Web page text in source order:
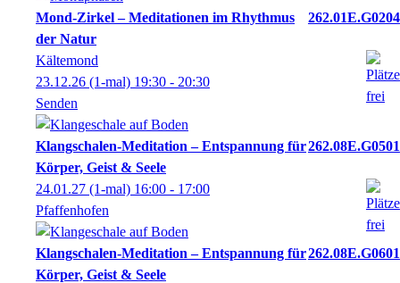
Mond-Zirkel – Meditationen im Rhythmus
der Natur
262.01E.G0204
Kältemond
23.12.26 (1-mal) 19:30 - 20:30
Senden
Klangschalen-Meditation – Entspannung für
Körper, Geist & Seele
262.08E.G0501
24.01.27 (1-mal) 16:00 - 17:00
Pfaffenhofen
Klangschalen-Meditation – Entspannung für
Körper, Geist & Seele
262.08E.G0601